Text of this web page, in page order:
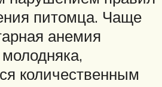
питомца. Чаще
анемия
количественным